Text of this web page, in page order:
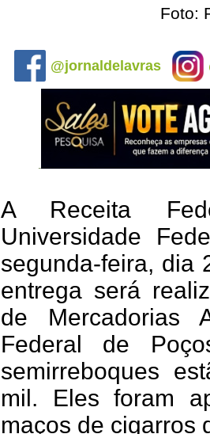
Foto:
@jornaldelavras
A Receita
Universidade
segunda-feira, dia
entrega será
de Mercadorias
Federal de
semirreboques
mil. Eles foram
maços de cigarros